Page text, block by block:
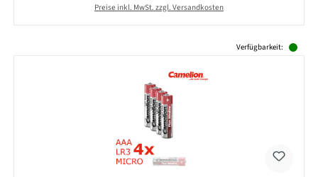
Preise inkl. MwSt. zzgl. Versandkosten
Verfügbarkeit: